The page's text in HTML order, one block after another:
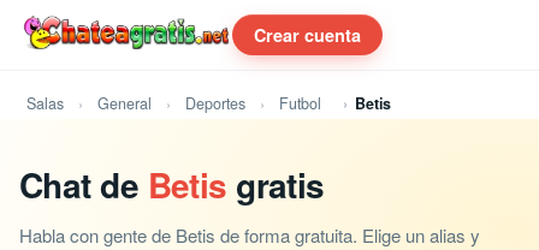
Crear cuenta
Salas General Deportes Futbol Betis
Chat de Betis gratis
Habla con gente de Betis de forma gratuita. Elige un alias y